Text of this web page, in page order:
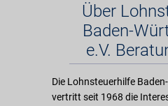
Über
Baden-
e.V.
Die Lohnsteuerhilfe
vertritt seit 1968 die